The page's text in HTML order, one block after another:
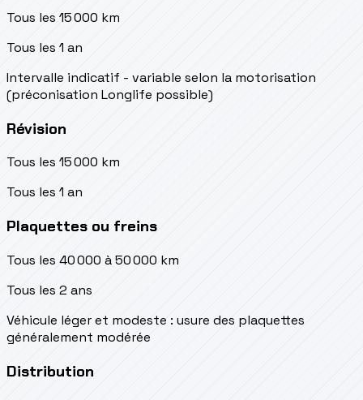
Tous les 15 000 km
Tous les 1 an
Intervalle indicatif - variable selon la motorisation
(préconisation Longlife possible)
Révision
Tous les 15 000 km
Tous les 1 an
Plaquettes ou freins
Tous les 40 000 à 50 000 km
Tous les 2 ans
Véhicule léger et modeste : usure des plaquettes
généralement modérée
Distribution